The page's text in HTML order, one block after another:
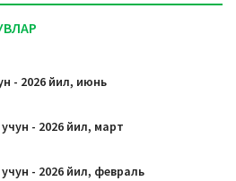
- 2026 йил, июнь
- 2026 йил, март
- 2026 йил, февраль